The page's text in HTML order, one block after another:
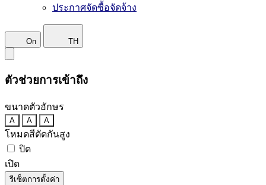
ประกาศจัดซื้อจัดจ้าง
On TH
ตัวช่วยการเข้าถึง
ขนาดตัวอักษร
A A A
โหมดสีตัดกันสูง
ปิด
เปิด
รีเซ็ตการตั้งค่า